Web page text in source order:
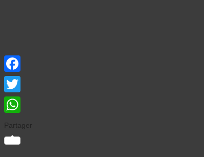
Facebook
Twitter
WhatsApp
Partager